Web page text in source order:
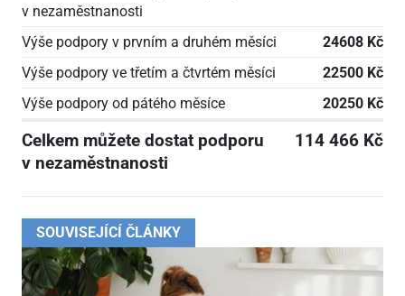
v nezaměstnanosti
Výše podpory v prvním a druhém měsíci
24608 Kč
Výše podpory ve třetím a čtvrtém měsíci
22500 Kč
Výše podpory od pátého měsíce
20250 Kč
Celkem můžete dostat podporu
v nezaměstnanosti
114 466 Kč
SOUVISEJÍCÍ ČLÁNKY